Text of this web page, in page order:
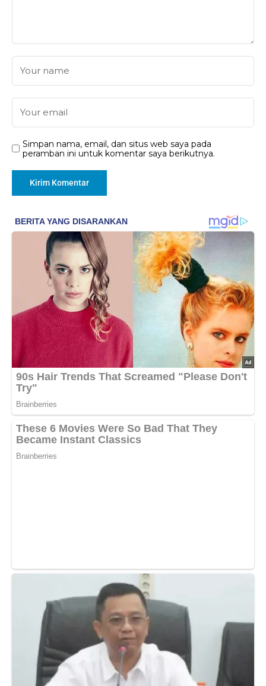
Simpan nama, email, dan situs web saya pada
peramban ini untuk komentar saya berikutnya.